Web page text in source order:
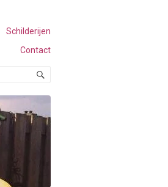
Schilderijen
Contact